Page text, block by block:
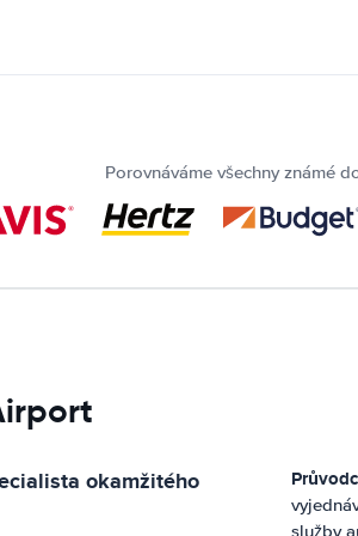
Porovnáváme všechny známé
okamžitého
služby